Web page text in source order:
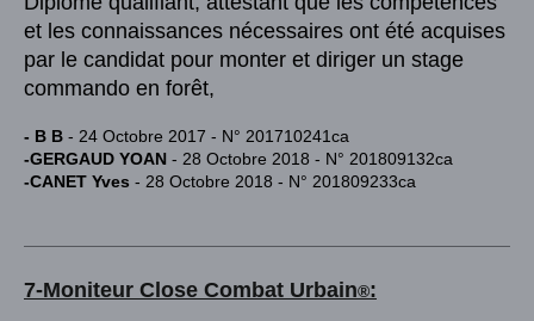
et les connaissances nécessaires ont été acquises
par le candidat pour monter et diriger un stage
commando en forêt,
- B B - 24 Octobre 2017 - N° 201710241ca
-GERGAUD YOAN - 28 Octobre 2018 - N° 201809132ca
-CANET Yves - 28 Octobre 2018 - N° 201809233ca
7-Moniteur Close Combat Urbain®: